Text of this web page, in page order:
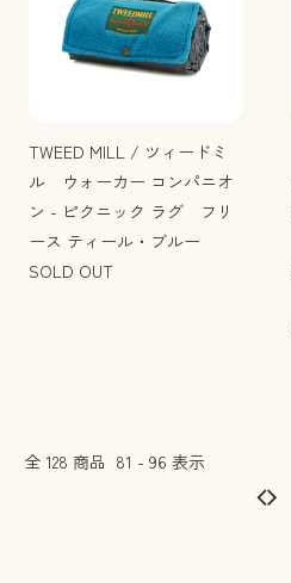
TWEED MILL / ツィードミ
ル ウォーカー コンパニオ
ン - ピクニック ラグ フリ
ース ティール・ブルー
SOLD OUT
全 128 商品 81 - 96 表示